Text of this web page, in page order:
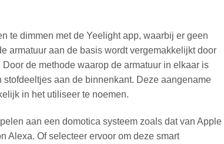
te dimmen met de Yeelight app, waarbij er geen
armatuur aan de basis wordt vergemakkelijkt door
de methode waarop de armatuur in elkaar is
aan de binnenkant. Deze aangename
in het utiliseer te noemen.
aan een domotica systeem zoals dat van Apple
Alexa. Of selecteer ervoor om deze smart